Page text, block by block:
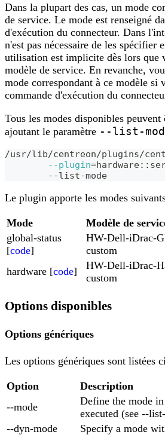
Dans la plupart des cas, un mode
de service. Le mode est renseigné
d'exécution du connecteur. Dans
n'est pas nécessaire de les spécifier
utilisation est implicite dès lors que
modèle de service. En revanche,
mode correspondant à ce modèle si
commande d'exécution du
Tous les modes disponibles peuvent
ajoutant le paramètre --list-
/usr/lib/centreon/plugins/
--plugin=
	--list-mode
Le plugin apporte les modes
Mode
Modèle de
global-status
[code]
HW-Dell-iDrac-
custom
hardware [code]
HW-Dell-iDrac-
custom
Options disponibles
Options génériques
Les options génériques sont listées
Option
Description
--mode
Define the mode
executed (see --
--dyn-mode
Specify a mode